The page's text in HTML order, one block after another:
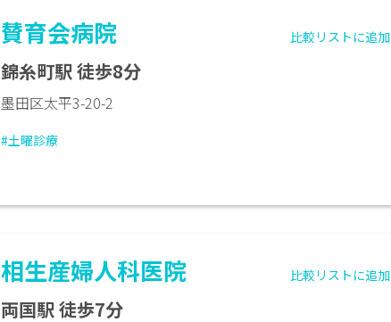
比較リストに追加
賛育会病院
錦糸町駅 徒歩8分
墨田区太平3-20-2
#土曜診療
比較リストに追加
相生産婦人科医院
両国駅 徒歩7分